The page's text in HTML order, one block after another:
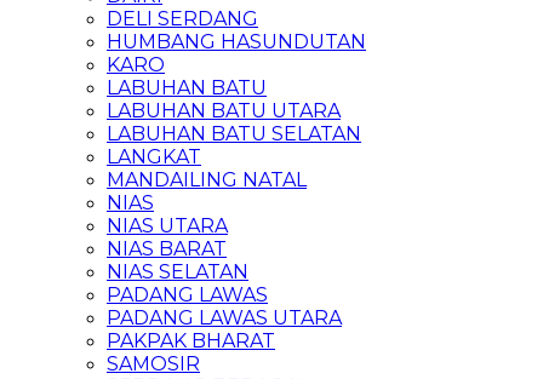
DELI SERDANG
HUMBANG HASUNDUTAN
KARO
LABUHAN BATU
LABUHAN BATU UTARA
LABUHAN BATU SELATAN
LANGKAT
MANDAILING NATAL
NIAS
NIAS UTARA
NIAS BARAT
NIAS SELATAN
PADANG LAWAS
PADANG LAWAS UTARA
PAKPAK BHARAT
SAMOSIR